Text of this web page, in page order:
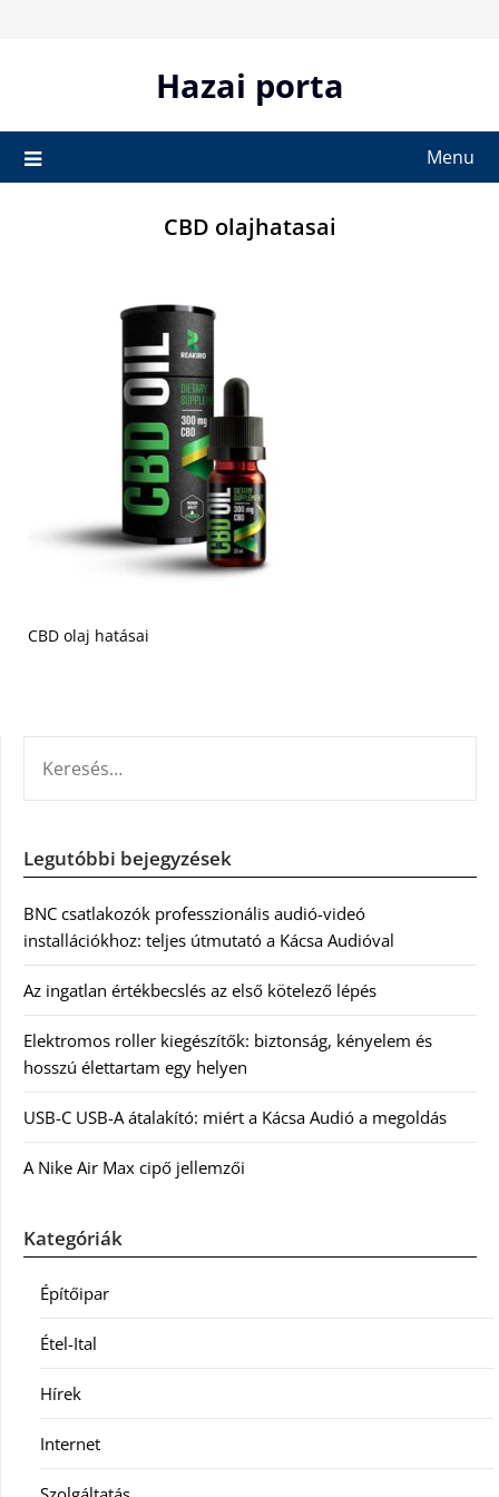
Hazai porta
Menu
CBD olajhatasai
CBD olaj hatásai
Legutóbbi bejegyzések
BNC csatlakozók professzionális audió-videó
installációkhoz: teljes útmutató a Kácsa Audióval
Az ingatlan értékbecslés az első kötelező lépés
Elektromos roller kiegészítők: biztonság, kényelem és
hosszú élettartam egy helyen
USB-C USB-A átalakító: miért a Kácsa Audió a megoldás
A Nike Air Max cipő jellemzői
Kategóriák
Építőipar
Étel-Ital
Hírek
Internet